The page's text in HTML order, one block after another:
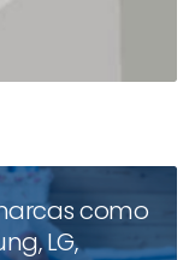
como
LG,